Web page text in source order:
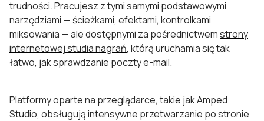
trudności. Pracujesz z tymi samymi podstawowymi
narzędziami — ścieżkami, efektami, kontrolkami
miksowania — ale dostępnymi za pośrednictwemstrony
internetowej studia nagrań, którą uruchamia się tak
łatwo, jak sprawdzanie poczty e-mail.
Platformy oparte na przeglądarce, takie jak Amped
Studio, obsługują intensywne przetwarzanie po stronie